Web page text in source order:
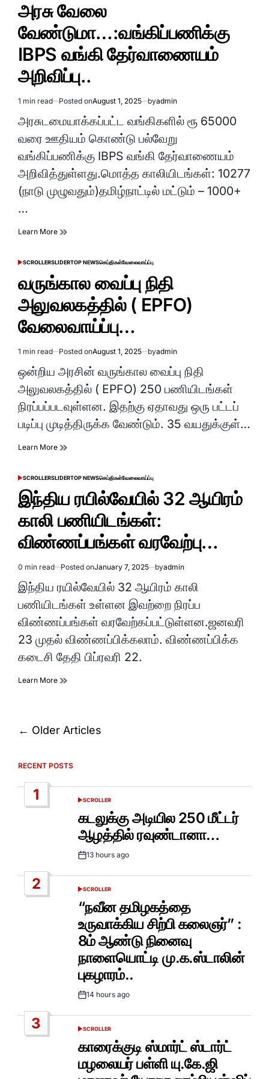
அரசு வேலை
வேண்டுமா…:வங்கிப்பணிக்கு
IBPS வங்கி தேர்வாணையம்
அறிவிப்பு..
Estimated
read
time
1 min read Posted onAugust 1, 2025 byadmin
அரசுடமையாக்கப்பட்ட வங்கிகளில் ரூ 65000
வரை ஊதியம் கொண்டு பல்வேறு
வங்கிப்பணிக்கு IBPS வங்கி தேர்வாணையம்
அறிவித்துள்ளது.மொத்த காலியிடங்கள்: 10277
(நாடு முழுவதும்)தமிழ்நாட்டில் மட்டும் – 1000+
…
Learn More
POSTED
SCROLLERSLIDERTOP NEWSசெய்திகள்வேலைவாய்ப்பு
வருங்கால வைப்பு நிதி
அலுவலகத்தில் ( EPFO)
வேலைவாய்ப்பு…
Estimated
read
time
1 min read Posted onAugust 1, 2025 byadmin
ஒன்றிய அரசின் வருங்கால வைப்பு நிதி
அலுவலகத்தில் ( EPFO) 250 பணியிடங்கள்
நிரப்பப்படவுள்ளன. இதற்கு ஏதாவது ஒரு பட்டப்
படிப்பு முடித்திருக்க வேண்டும். 35 வயதுக்குள்…
Learn More
POSTED
IN
SCROLLERSLIDERTOP NEWSசெய்திகள்வேலைவாய்ப்பு
இந்திய ரயில்வேயில் 32 ஆயிரம்
காலி பணியிடங்கள்:
விண்ணப்பங்கள் வரவேற்பு…
Estimated
read
time
0 min read Posted onJanuary 7, 2025 byadmin
இந்திய ரயில்வேயில் 32 ஆயிரம் காலி
பணியிடங்கள் உள்ளன இவற்றை நிரப்ப
விண்ணப்பங்கள் வரவேற்கப்பட்டுள்ளன.ஜனவரி
23 முதல் விண்ணப்பிக்கலாம். விண்ணப்பிக்க
கடைசி தேதி பிப்ரவரி 22.
Learn More
Posts
← Older Articles
RECENT POSTS
1
POSTED
SCROLLER
கடலுக்கு அடியில 250 மீட்டர்
ஆழத்தில் ரவுண்டானா…
Post13 hours ago
2
POSTED
IN
SCROLLER
“நவீன தமிழகத்தை
உருவாக்கிய சிற்பி கலைஞர்” :
8ம் ஆண்டு நினைவு
நாளையொட்டி மு.க.ஸ்டாலின்
புகழாரம்..
Post14 hours ago
3
POSTED
SCROLLER
காரைக்குடி ஸ்மார்ட் ஸ்டார்ட்
மழலையர் பள்ளி யு.கே.ஜி